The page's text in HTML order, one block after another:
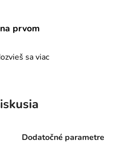
prvom
sa viac
Dodatočné parametre